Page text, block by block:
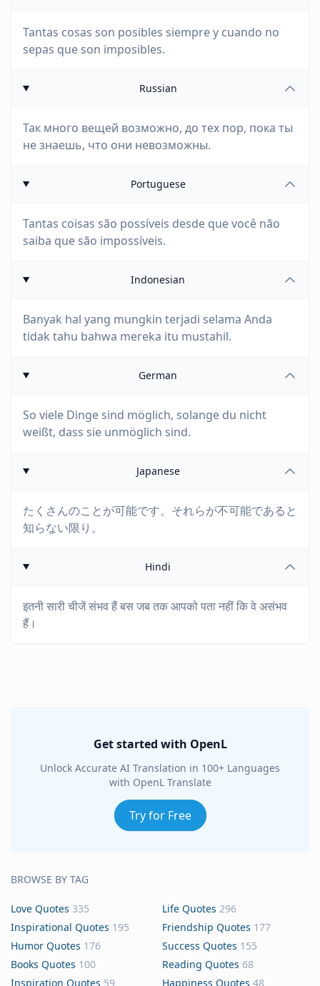
Tantas cosas son posibles siempre y cuando no
sepas que son imposibles.
Russian
Так много вещей возможно, до тех пор, пока ты
не знаешь, что они невозможны.
Portuguese
Tantas coisas são possíveis desde que você não
saiba que são impossíveis.
Indonesian
Banyak hal yang mungkin terjadi selama Anda
tidak tahu bahwa mereka itu mustahil.
German
So viele Dinge sind möglich, solange du nicht
weißt, dass sie unmöglich sind.
Japanese
たくさんのことが可能です。それらが不可能であると
知らない限り。
Hindi
इतनी सारी चीजें संभव हैं बस जब तक आपको पता नहीं कि वे असंभव
हैं।
Get started with OpenL
Unlock Accurate AI Translation in 100+ Languages
with OpenL Translate
Try for Free
BROWSE BY TAG
Love Quotes 335 Life Quotes 296
Inspirational Quotes 195 Friendship Quotes 177
Humor Quotes 176 Success Quotes 155
Books Quotes 100 Reading Quotes 68
Inspiration Quotes 59 Happiness Quotes 48